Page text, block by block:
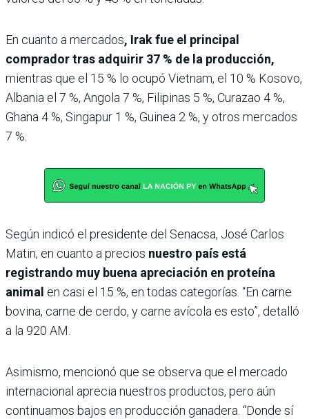
En cuanto a mercados, Irak fue el principal
comprador tras adquirir 37 % de la producción,
mientras que el 15 % lo ocupó Vietnam, el 10 % Kosovo,
Albania el 7 %, Angola 7 %, Filipinas 5 %, Curazao 4 %,
Ghana 4 %, Singapur 1 %, Guinea 2 %, y otros mercados
7 %.
Según indicó el presidente del Senacsa, José Carlos
Matin, en cuanto a precios nuestro país está
registrando muy buena apreciación en proteína
animal en casi el 15 %, en todas categorías. “En carne
bovina, carne de cerdo, y carne avícola es esto”, detalló
a la 920 AM.
Asimismo, mencionó que se observa que el mercado
internacional aprecia nuestros productos, pero aún
continuamos bajos en producción ganadera. “Donde sí